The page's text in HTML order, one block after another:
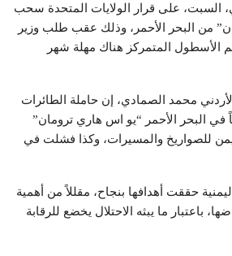
السبت، على قرار الولايات المتحدة سحب
من البحر الأحمر، وذلك عقب طلب وزير
الأسطول المتمركز هناك مهلة شهر
محمد الصمادي، إن حاملة الطائرات
في البحر الأحمر “يو اس هاري ترومان”
للصواريخ والمسيرات، وكذا فشلت في
حققت أهدافها بنجاح، مقللاً من أهمية
باعتبار ما يبثه الاحتلال يخضع للرقابة